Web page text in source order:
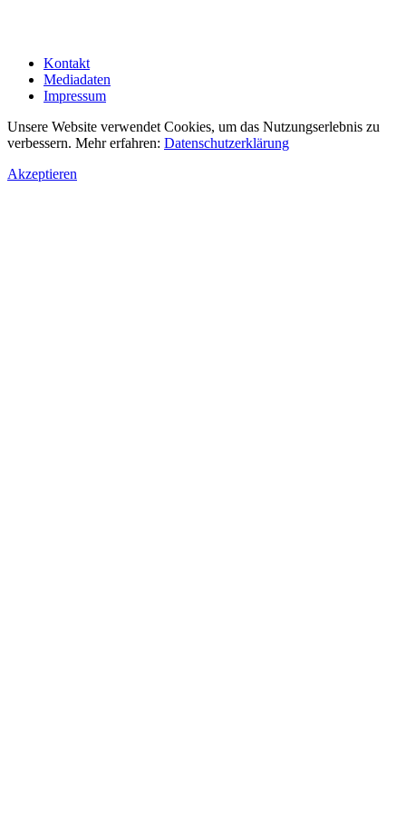
Kontakt
Mediadaten
Impressum
Unsere Website verwendet Cookies, um das Nutzungserlebnis zu
verbessern. Mehr erfahren: Datenschutzerklärung
Akzeptieren